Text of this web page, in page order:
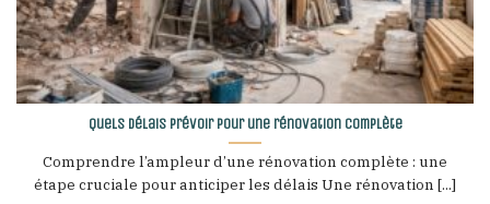
Quels délais prévoir pour une rénovation complète
Comprendre l’ampleur d’une rénovation complète : une
étape cruciale pour anticiper les délais Une rénovation [...]